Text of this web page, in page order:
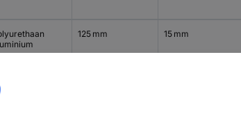
125 mm 15 mm